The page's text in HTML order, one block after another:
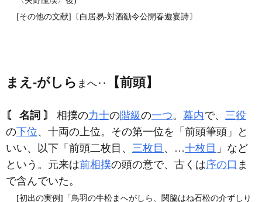
[その他の文献]〔白居易‐対酒勧令公開春遊宴詩〕
まえ‐がしら まへ‥ 【前頭】
〘 名詞 〙 相撲の力士の階級の一つ。 幕内で、 三役
の下位、十両の上位。その第一位を「前頭筆頭」と
いい、以下「前頭二枚目、 三枚目 、…十枚目 」など
という。元来は前相撲の頭の意で、古くは序の口 ま
で含んでいた。
[初出の実例]「鳥羽の牛松まへがしら、関脇はね石松の介ずしり